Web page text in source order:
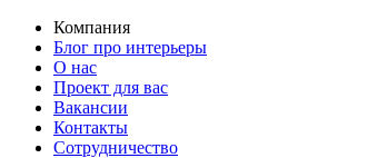
Компания
Блог про интерьеры
О нас
Проект для вас
Вакансии
Контакты
Сотрудничество